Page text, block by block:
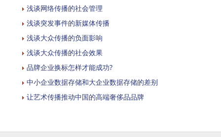
浅谈网络传播的社会管理
浅谈突发事件的新媒体传播
浅谈大众传播的负面影响
浅谈大众传播的社会效果
品牌企业换标怎样才能成功?
中小企业数据存储和大企业数据存储的差别
让艺术传播推动中国的高端奢侈品品牌